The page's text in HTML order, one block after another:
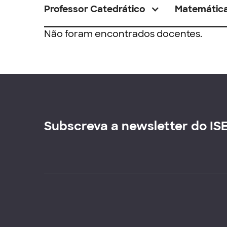
Professor Catedrático
Não foram encontrados docentes.
Subscreva a newsletter do